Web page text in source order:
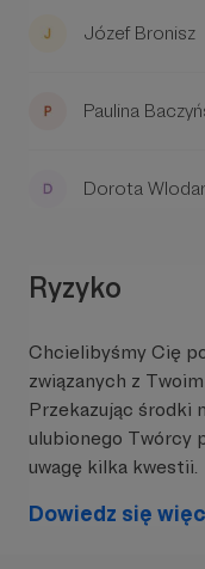
Józef Bronisz
Paulina
Dorota
Ryzyko
Chcielibyśmy Cię
związanych z
Przekazując środki
ulubionego Twórcy
uwagę kilka kwestii.
Dowiedz się